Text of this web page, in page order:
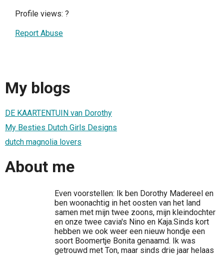
Profile views: ?
Report Abuse
My blogs
DE KAARTENTUIN van Dorothy
My Besties Dutch Girls Designs
dutch magnolia lovers
About me
Even voorstellen: Ik ben Dorothy Madereel en
ben woonachtig in het oosten van het land
samen met mijn twee zoons, mijn kleindochter
en onze twee cavia's Nino en Kaja.Sinds kort
hebben we ook weer een nieuw hondje een
soort Boomertje Bonita genaamd. Ik was
getrouwd met Ton, maar sinds drie jaar helaas